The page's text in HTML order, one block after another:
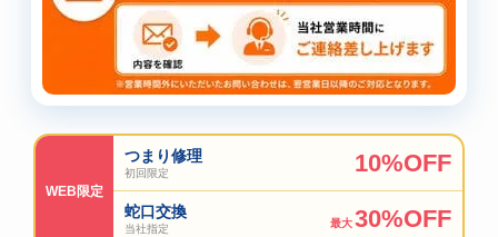
WEB限定
つまり修理
初回限定 10%OFF
蛇口交換
当社指定 最大30%OFF